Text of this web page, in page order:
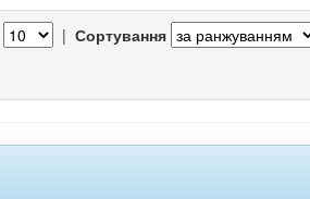
| Сортування